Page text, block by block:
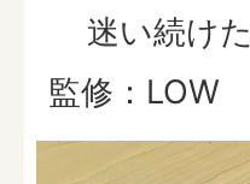
迷い続け
監修：LOW